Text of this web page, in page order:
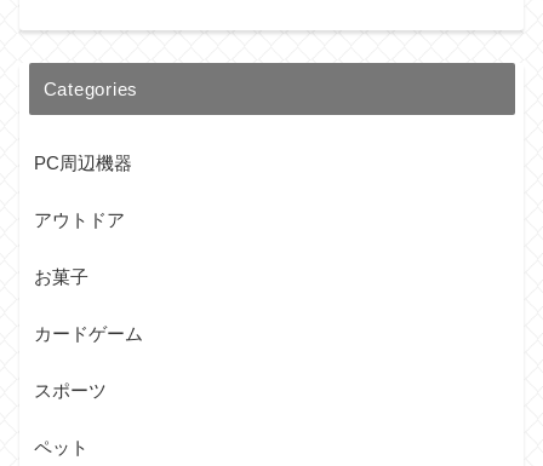
Categories
PC周辺機器
アウトドア
お菓子
カードゲーム
スポーツ
ペット